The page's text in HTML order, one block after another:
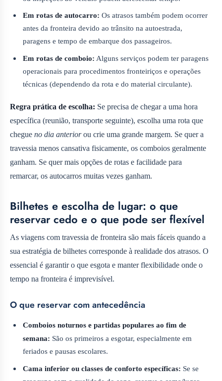
Em rotas de autocarro: Os atrasos também podem ocorrer
antes da fronteira devido ao trânsito na autoestrada,
paragens e tempo de embarque dos passageiros.
Em rotas de comboio: Alguns serviços podem ter paragens
operacionais para procedimentos fronteiriços e operações
técnicas (dependendo da rota e do material circulante).
Regra prática de escolha: Se precisa de chegar a uma hora
específica (reunião, transporte seguinte), escolha uma rota que
chegue no dia anteriorou crie uma grande margem. Se quer a
travessia menos cansativa fisicamente, os comboios geralmente
ganham. Se quer mais opções de rotas e facilidade para
remarcar, os autocarros muitas vezes ganham.
Bilhetes e escolha de lugar: o que
reservar cedo e o que pode ser flexível
As viagens com travessia de fronteira são mais fáceis quando a
sua estratégia de bilhetes corresponde à realidade dos atrasos. O
essencial é garantir o que esgota e manter flexibilidade onde o
tempo na fronteira é imprevisível.
O que reservar com antecedência
Comboios noturnos e partidas populares ao fim de
semana: São os primeiros a esgotar, especialmente em
feriados e pausas escolares.
Cama inferior ou classes de conforto específicas: Se se